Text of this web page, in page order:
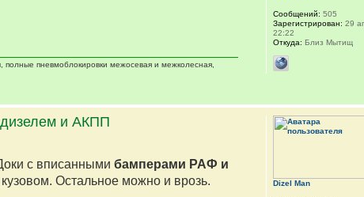
пневмоблокировки межосевая и межколесная,
Сообщений: 505
Зарегистрирован: 29
22:22
Откуда: Близ Мытищ
и АКПП
с вписанными бамперами РАФ и
Остальное можно и врозь.
Dizel Man